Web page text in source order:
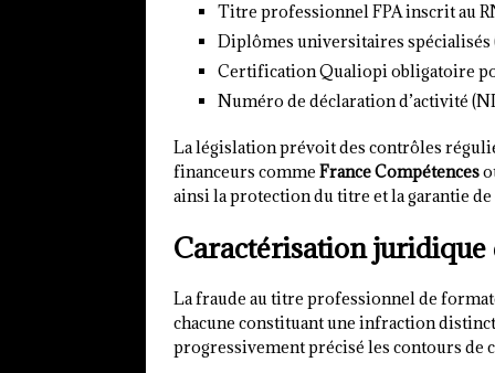
Titre professionnel FPA inscrit au
Diplômes universitaires spécialisés
Certification Qualiopi obligatoire
Numéro de déclaration d’activité
La législation prévoit des contrôles
financeurs comme France Compétences
ainsi la protection du titre et la garantie
Caractérisation
La fraude au titre professionnel de
chacune constituant une infraction
progressivement précisé les contours de